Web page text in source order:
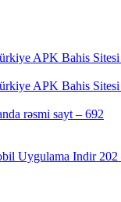
APK Bahis
APK Bahis
rəsmi sayt – 692
Uygulama Indir 202